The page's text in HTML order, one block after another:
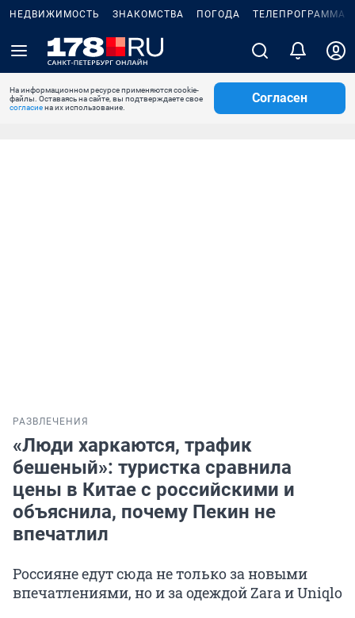
НЕДВИЖИМОСТЬ ЗНАКОМСТВА ПОГОДА ТЕЛЕПРОГРАММА
На информационном ресурсе применяются cookie-
файлы. Оставаясь на сайте, вы подтверждаете свое
согласиена их использование.
Согласен
РАЗВЛЕЧЕНИЯ
«Люди харкаются, трафик
бешеный»: туристка сравнила
цены в Китае с российскими и
объяснила, почему Пекин не
впечатлил
Россияне едут сюда не только за новыми
впечатлениями, но и за одеждой Zara и Uniqlo